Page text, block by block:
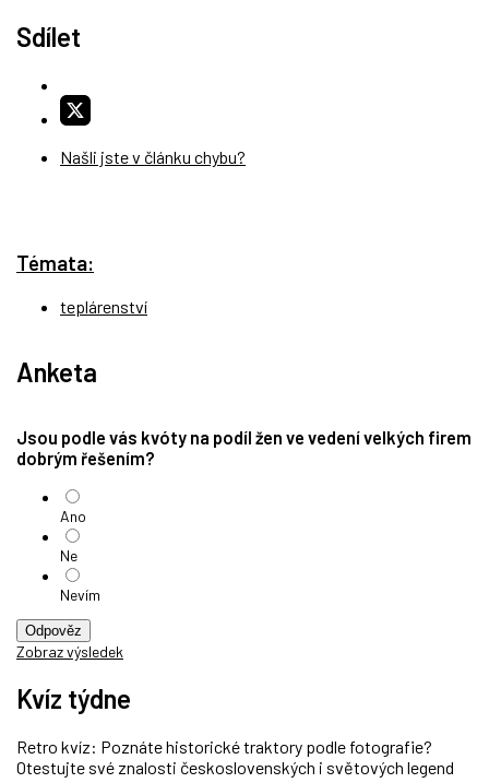
Sdílet
Našli jste v článku chybu?
Témata:
teplárenství
Anketa
Jsou podle vás kvóty na podíl žen ve vedení velkých firem
dobrým řešením?
Ano
Ne
Nevím
Odpověz
Zobraz výsledek
Kvíz týdne
Retro kvíz: Poznáte historické traktory podle fotografie?
Otestujte své znalosti československých i světových legend